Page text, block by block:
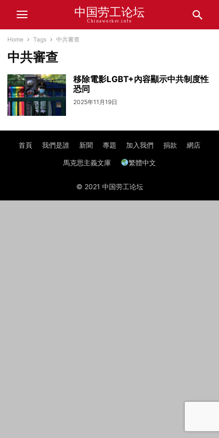
中国劳工论坛
Chinaworker.info
Home Tags 中共審查
中共審查
移除電影LGBT+內容顯示中共制度性
恐同
2025年11月19日
首頁 我們是誰 新聞 專題 加入我們 捐款 網店
馬克思主義文庫 繁體中文
© 2021 中国劳工论坛